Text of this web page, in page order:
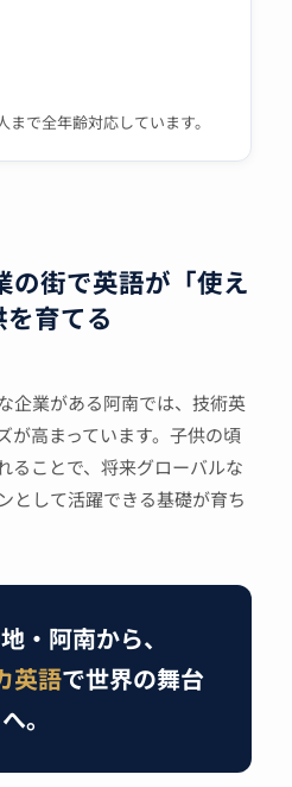
で全年齢対応しています。
街で英語が「使え
育てる
企業がある阿南では、技術英
が高まっています。子供の頃
ることで、将来グローバルな
として活躍できる基礎が育ち
・阿南から、
英語で世界の舞台
へ。